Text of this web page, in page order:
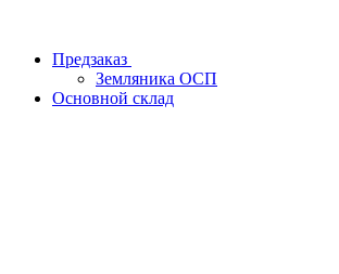
Предзаказ
Земляника ОСП
Основной склад